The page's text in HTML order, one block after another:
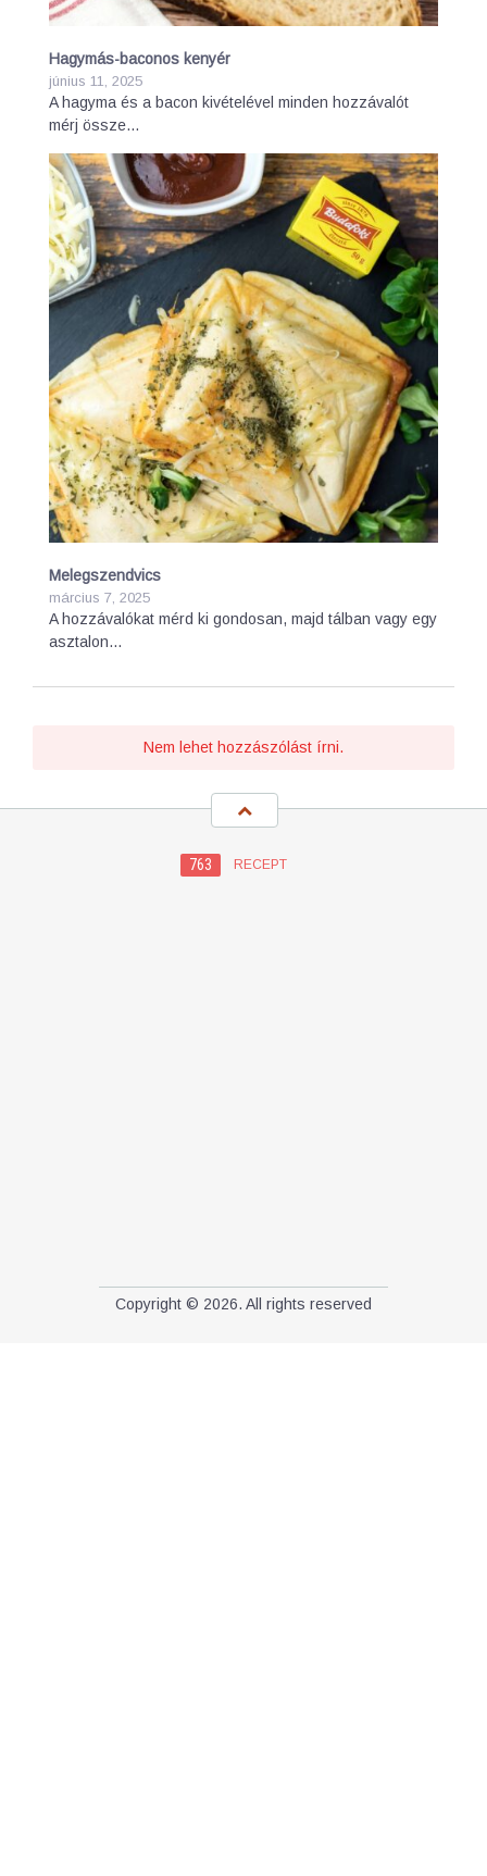
Hagymás-baconos kenyér
június 11, 2025
A hagyma és a bacon kivételével minden hozzávalót
mérj össze…
Melegszendvics
március 7, 2025
A hozzávalókat mérd ki gondosan, majd tálban vagy egy
asztalon…
Nem lehet hozzászólást írni.
763 RECEPT
Copyright © 2026. All rights reserved